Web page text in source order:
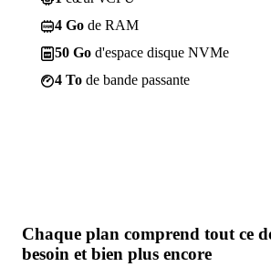
4 Go de RAM
50 Go d'espace disque NVMe
4 To de bande passante
Chaque plan comprend tout ce
besoin et bien plus encore